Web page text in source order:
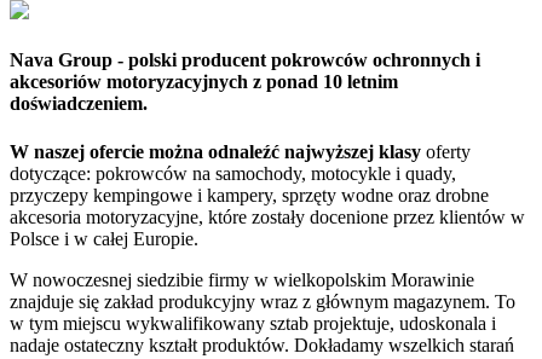
Nava Group - polski producent pokrowców ochronnych i
akcesoriów motoryzacyjnych z ponad 10 letnim
doświadczeniem.
W naszej ofercie można odnaleźć najwyższej klasy oferty
dotyczące: pokrowców na samochody, motocykle i quady,
przyczepy kempingowe i kampery, sprzęty wodne oraz drobne
akcesoria motoryzacyjne, które zostały docenione przez klientów w
Polsce i w całej Europie.
W nowoczesnej siedzibie firmy w wielkopolskim Morawinie
znajduje się zakład produkcyjny wraz z głównym magazynem. To
w tym miejscu wykwalifikowany sztab projektuje, udoskonala i
nadaje ostateczny kształt produktów. Dokładamy wszelkich starań